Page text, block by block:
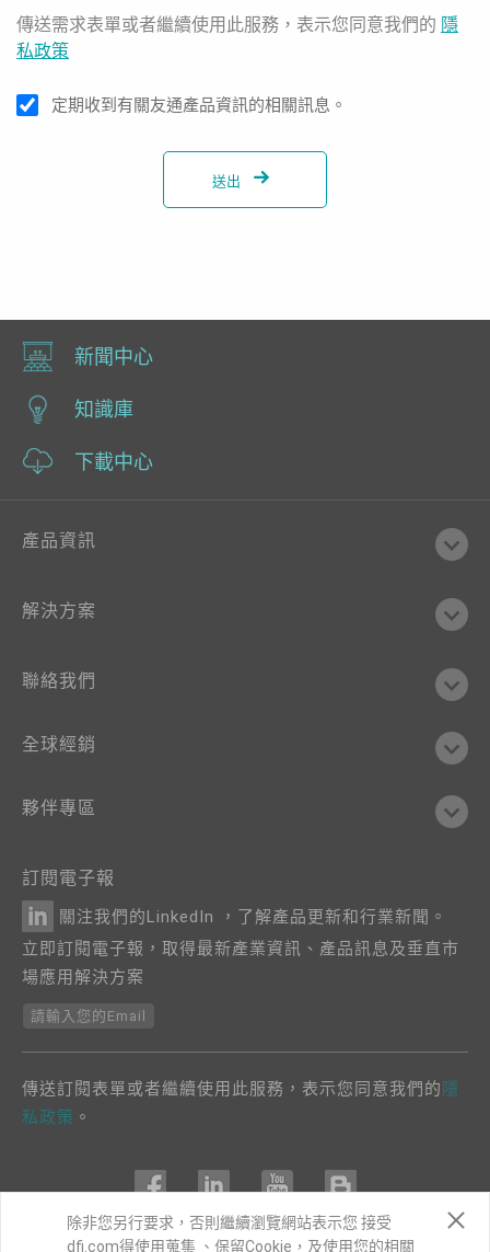
傳送需求表單或者繼續使用此服務，表示您同意我們的 隱
私政策
定期收到有關友通產品資訊的相關訊息。
送出
新聞中心
知識庫
下載中心
產品資訊
解決方案
聯絡我們
全球經銷
夥伴專區
訂閱電子報
關注我們的LinkedIn ，了解產品更新和行業新聞。
立即訂閱電子報，取得最新產業資訊、產品訊息及垂直市
場應用解決方案
請輸入您的Email
傳送訂閱表單或者繼續使用此服務，表示您同意我們的 隱
私政策 。
除非您另行要求，否則繼續瀏覽網站表示您 接受
dfi.com得使用蒐集 、保留Cookie，及使用您的相關